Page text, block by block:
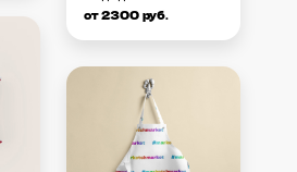
от 2300 руб.